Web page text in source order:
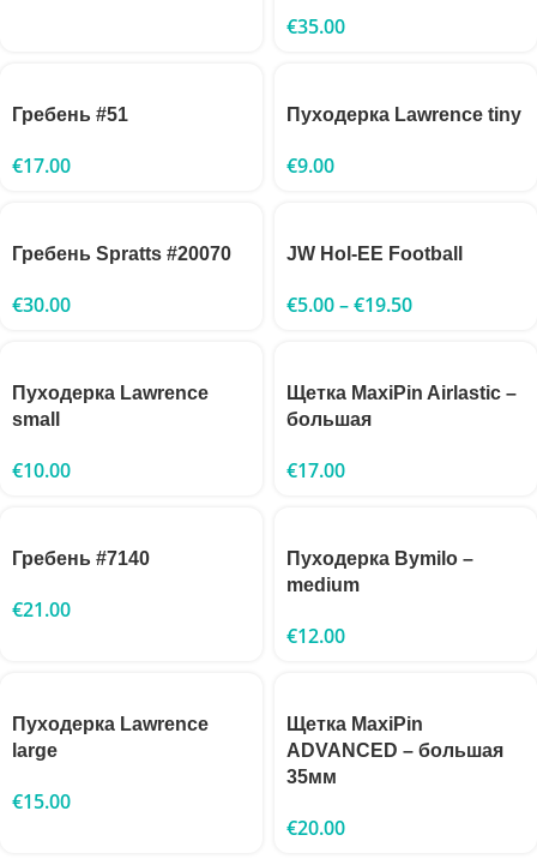
€35.00
Гребень #51
€17.00
Пуходерка Lawrence tiny
€9.00
Гребень Spratts #20070
€30.00
JW Hol-EE Football
€5.00–€19.50
Пуходерка Lawrence
small
€10.00
Щетка MaxiPin Airlastic –
большая
€17.00
Гребень #7140
€21.00
Пуходерка Bymilo –
medium
€12.00
Пуходерка Lawrence
large
€15.00
Щетка MaxiPin
ADVANCED – большая
35мм
€20.00